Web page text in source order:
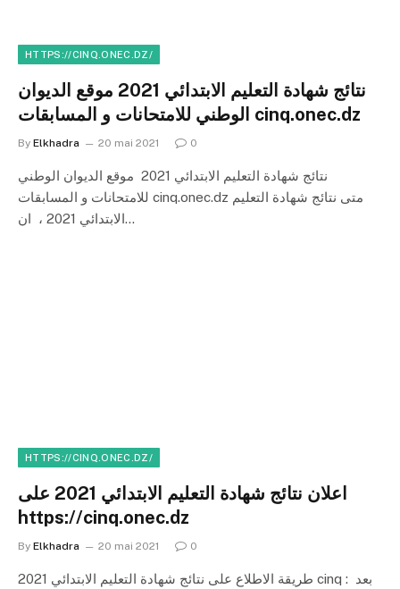
HTTPS://CINQ.ONEC.DZ/
نتائج شهادة التعليم الابتدائي 2021 موقع الديوان
الوطني للامتحانات و المسابقات cinq.onec.dz
By Elkhadra 20 mai 2021 0
نتائج شهادة التعليم الابتدائي 2021 موقع الديوان الوطني
للامتحانات و المسابقات cinq.onec.dz متى نتائج شهادة التعليم
الابتدائي 2021 ، ان…
HTTPS://CINQ.ONEC.DZ/
اعلان نتائج شهادة التعليم الابتدائي 2021 على
https://cinq.onec.dz
By Elkhadra 20 mai 2021 0
طريقة الاطلاع على نتائج شهادة التعليم الابتدائي 2021 cinq : بعد